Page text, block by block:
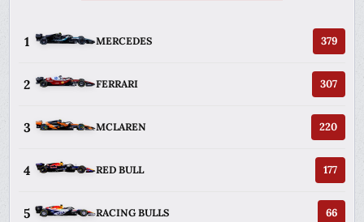
1 MERCEDES 379
2 FERRARI 307
3 MCLAREN 220
4 RED BULL 177
5 RACING BULLS 66